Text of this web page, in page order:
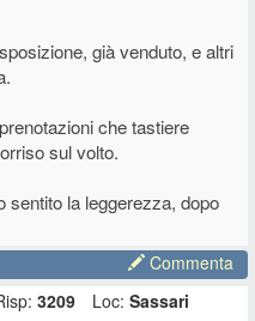
già venduto, e altri
che tastiere
sul volto.
sentito la leggerezza, dopo
Commenta
3209 Loc: Sassari